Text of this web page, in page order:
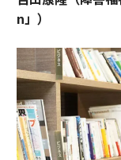
n」）